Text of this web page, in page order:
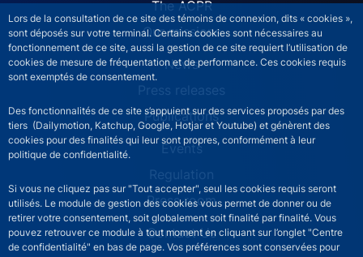
Lors de la consultation de ce site des témoins de connexion, dits « cookies »,
sont déposés sur votre terminal. Certains cookies sont nécessaires au
fonctionnement de ce site, aussi la gestion de ce site requiert l’utilisation de
cookies de mesure de fréquentation et de performance. Ces cookies requis
sont exemptés de consentement.
Des fonctionnalités de ce site s’appuient sur des services proposés par des
tiers (Dailymotion, Katchup, Google, Hotjar et Youtube) et génèrent des
cookies pour des finalités qui leur sont propres, conformément à leur
politique de confidentialité.
Si vous ne cliquez pas sur "Tout accepter", seul les cookies requis seront
utilisés. Le module de gestion des cookies vous permet de donner ou de
retirer votre consentement, soit globalement soit finalité par finalité. Vous
pouvez retrouver ce module à tout moment en cliquant sur l’onglet "Centre
de confidentialité" en bas de page. Vos préférences sont conservées pour
The ACPR
Our missions
News
Press releases
Publications
Events
Regulation
Press room
Contact Us